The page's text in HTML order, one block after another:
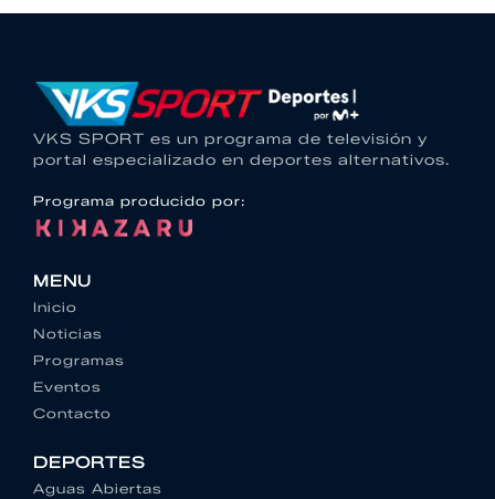
VKS SPORT es un programa de televisión y
portal especializado en deportes alternativos.
Programa producido por:
MENU
Inicio
Noticias
Programas
Eventos
Contacto
DEPORTES
Aguas Abiertas